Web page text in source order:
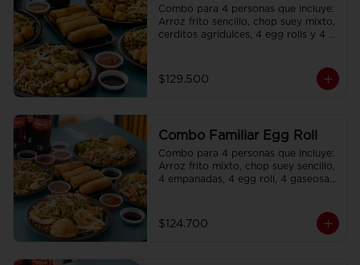
Combo para 4 personas que incluye:
Arroz frito sencillo, chop suey mixto,
cerditos agridulces, 4 egg rolls y 4
$129.500
Combo Familiar Egg Roll
Combo para 4 personas que incluye:
Arroz frito mixto, chop suey sencillo,
4 empanadas, 4 egg roll, 4 gaseosas,
$124.700